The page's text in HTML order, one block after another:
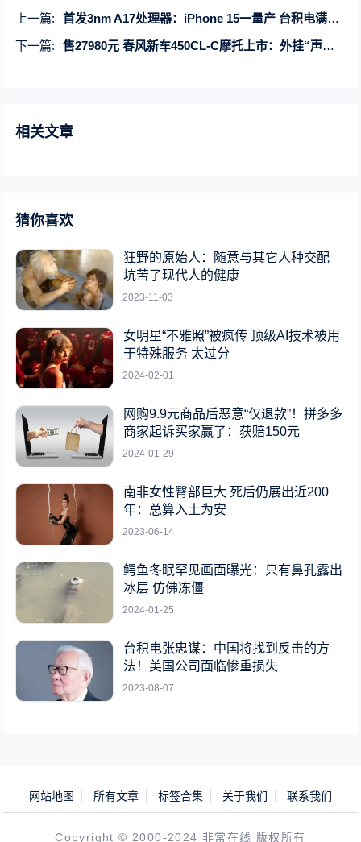
上一篇:
首发3nm A17处理器：iPhone 15一量产 台积电满血复活
下一篇:
售27980元 春风新车450CL-C摩托上市：外挂“声浪放大器”
相关文章
猜你喜欢
狂野的原始人：随意与其它人种交配
坑苦了现代人的健康
2023-11-03
女明星“不雅照”被疯传 顶级AI技术被用
于特殊服务 太过分
2024-02-01
网购9.9元商品后恶意“仅退款”！拼多多
商家起诉买家赢了：获赔150元
2024-01-29
南非女性臀部巨大 死后仍展出近200
年：总算入土为安
2023-06-14
鳄鱼冬眠罕见画面曝光：只有鼻孔露出
冰层 仿佛冻僵
2024-01-25
台积电张忠谋：中国将找到反击的方
法！美国公司面临惨重损失
2023-08-07
网站地图 所有文章 标签合集 关于我们 联系我们
Copyright © 2000-2024 非常在线 版权所有